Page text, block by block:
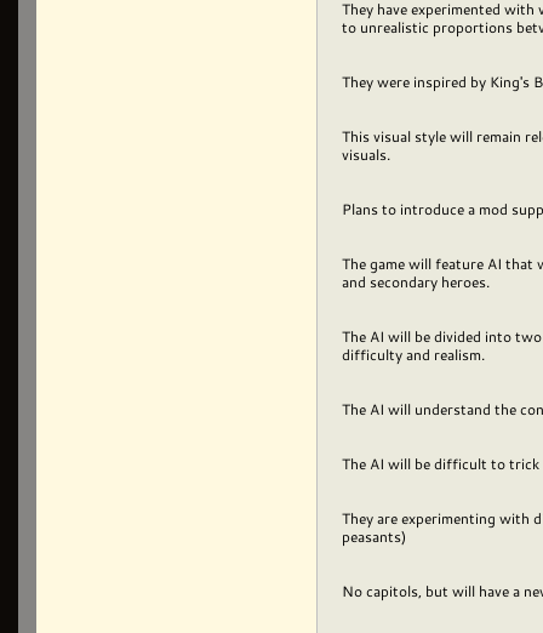
They have experimented
to unrealistic proportions
They were inspired by King's
This visual style will remain
visuals.
Plans to introduce a mod
The game will feature AI that
and secondary heroes.
The AI will be divided into
difficulty and realism.
The AI will understand the
The AI will be difficult to
They are experimenting with
peasants)
No capitols, but will have a